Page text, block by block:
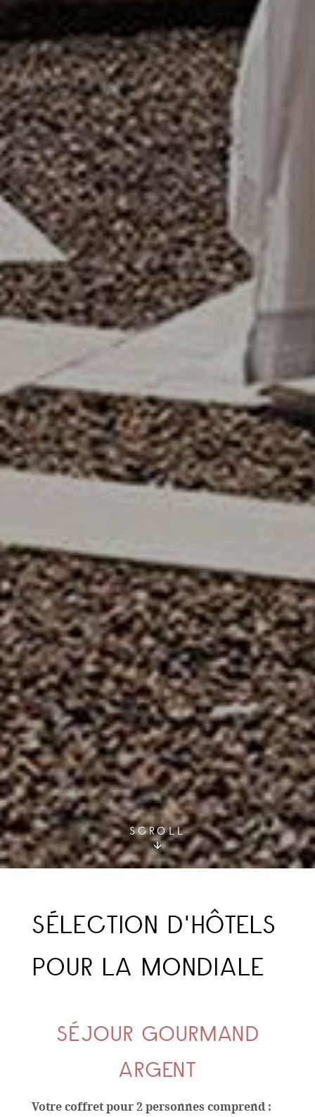
SCROLL
SÉLECTION D'HÔTELS
POUR LA MONDIALE
SÉJOUR GOURMAND
ARGENT
Votre coffret pour 2 personnes comprend :